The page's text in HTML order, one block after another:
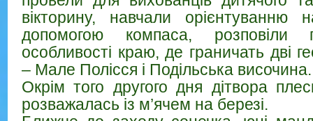
вікторину, навчали орієнтуванню
допомогою компаса, розповіли
особливості краю, де граничать дві
– Мале Полісся і Подільська височина.
Окрім того другого дня дітвора
розважалась із м’ячем на березі.